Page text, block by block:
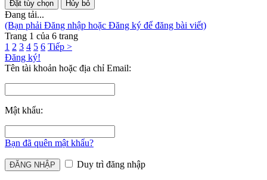
Đang tải...
(Bạn phải Đăng nhập hoặc Đăng ký để đăng bài viết)
Trang 1 của 6 trang
1 2 3 4 5 6 Tiếp >
Đăng ký!
Tên tài khoản hoặc địa chỉ Email:
Mật khẩu:
Bạn đã quên mật khẩu?
Duy trì đăng nhập